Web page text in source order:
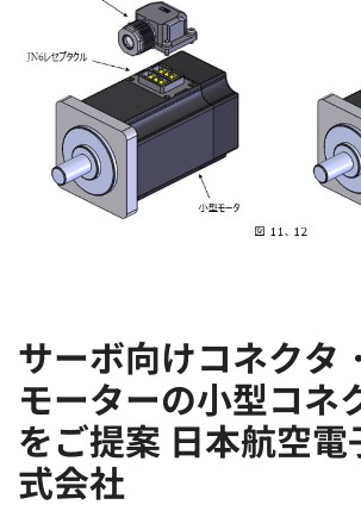
サーボ向けコネクタ
モーターの小型コネ
をご提案 日本航空電
式会社